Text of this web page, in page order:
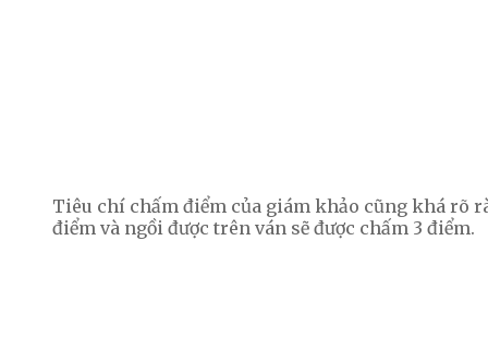
Tiêu chí chấm điểm của giám khảo cũng khá rõ
điểm và ngồi được trên ván sẽ được chấm 3 điểm.